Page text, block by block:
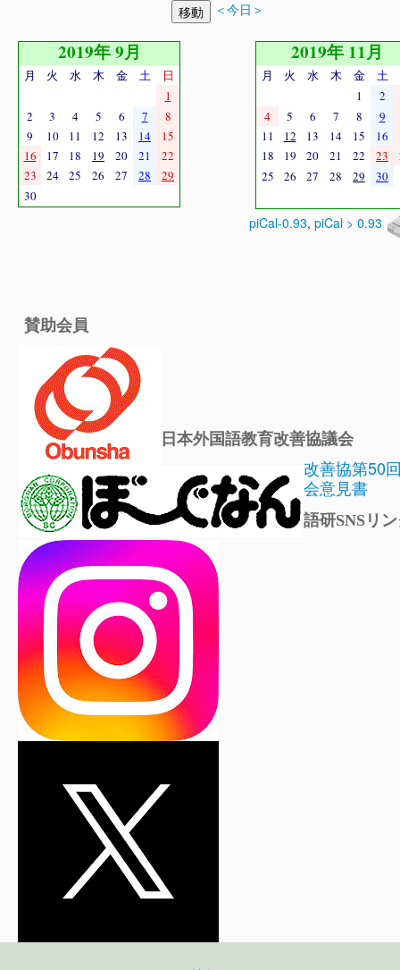
＜今日＞
2019年 9月
月 火 水 木 金 土
日
1
2
3 4 5 6 7
8
9
10 11 12 13 14
15
16
17 18 19 20 21
22
23
24 25 26 27 28
29
30
2019年 11月
月 火 水 木 金 土
1
2
4
5 6 7 8 9
11
12 13 14 15 16
18
19 20 21 22 23
25
26 27 28 29 30
piCal-0.93, piCal > 0.93
賛助会員
日本外国語教育改善協議会
改善協第50
会意見書
語研SNSリ